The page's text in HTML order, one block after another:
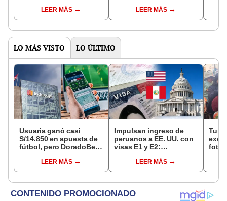
LEER MÁS
de mesa para este 4 de
octubre en el link oficial
LEER MÁS
LO MÁS VISTO LO ÚLTIMO
Usuaria ganó casi
S/14.850 en apuesta de
fútbol, pero DoradoBet
Indecopi multó a la
empresa con más de S/
LEER MÁS
Impulsan ingreso de
peruanos a EE. UU. con
visas E1 y E2:
pymes serían los más
beneficiados
LEER MÁS